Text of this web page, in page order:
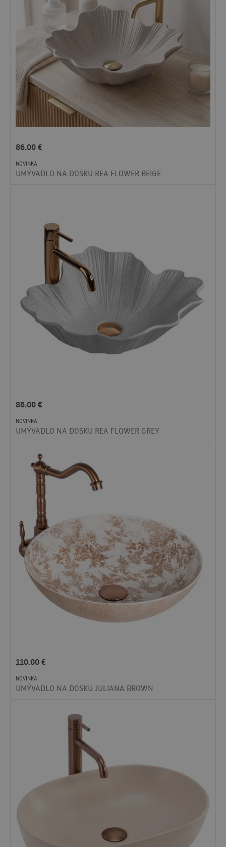
86.00€
NOVINKA
UMÝVADLO NA DOSKU REA FLOWER BEIGE
86.00€
NOVINKA
UMÝVADLO NA DOSKU REA FLOWER GREY
110.00€
NOVINKA
UMÝVADLO NA DOSKU JULIANA BROWN